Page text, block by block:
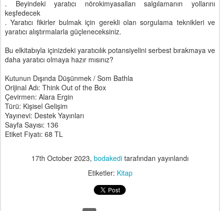
. Beyindeki yaratıcı nörokimyasalları salgılamanın yollarını
keşfedecek
. Yaratıcı fikirler bulmak için gerekli olan sorgulama teknikleri ve
yaratıcı alıştırmalarla güçleneceksiniz.
Bu elkitabıyla içinizdeki yaratıcılık potansiyelini serbest bırakmaya ve
daha yaratıcı olmaya hazır mısınız?
Kutunun Dışında Düşünmek / Som Bathla
Orijinal Adı: Think Out of the Box
Çevirmen: Alara Ergin
Türü: Kişisel Gelişim
Yayınevi: Destek Yayınları
Sayfa Sayısı: 136
Etiket Fiyatı: 68 TL
17th October 2023, bodakedi tarafından yayınlandı
Etiketler: Kitap